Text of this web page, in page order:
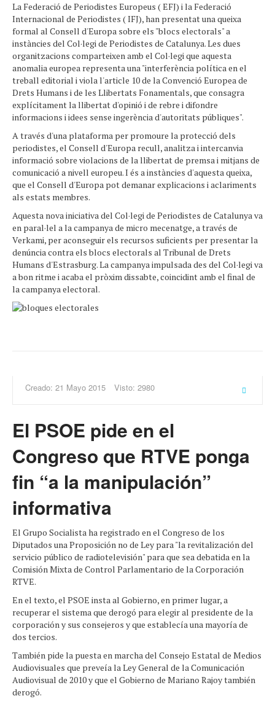
La Federació de Periodistes Europeus ( EFJ) i la Federació
Internacional de Periodistes ( IFJ), han presentat una queixa
formal al Consell d'Europa sobre els "blocs electorals" a
instàncies del Col·legi de Periodistes de Catalunya. Les dues
organitzacions comparteixen amb el Col·legi que aquesta
anomalia europea representa una "interferència política en el
treball editorial i viola l'article 10 de la Convenció Europea de
Drets Humans i de les Llibertats Fonamentals, que consagra
explícitament la llibertat d'opinió i de rebre i difondre
informacions i idees sense ingerència d'autoritats públiques".
A través d'una plataforma per promoure la protecció dels
periodistes, el Consell d'Europa recull, analitza i intercanvia
informació sobre violacions de la llibertat de premsa i mitjans de
comunicació a nivell europeu. I és a instàncies d'aquesta queixa,
que el Consell d'Europa pot demanar explicacions i aclariments
als estats membres.
Aquesta nova iniciativa del Col·legi de Periodistes de Catalunya va
en paral·lel a la campanya de micro mecenatge, a través de
Verkami, per aconseguir els recursos suficients per presentar la
denúncia contra els blocs electorals al Tribunal de Drets
Humans d'Estrasburg. La campanya impulsada des del Col·legi va
a bon ritme i acaba el pròxim dissabte, coincidint amb el final de
la campanya electoral.
Creado: 21 Mayo 2015 Visto: 2980
El PSOE pide en el
Congreso que RTVE ponga
fin “a la manipulación”
informativa
El Grupo Socialista ha registrado en el Congreso de los
Diputados una Proposición no de Ley para "la revitalización del
servicio público de radiotelevisión" para que sea debatida en la
Comisión Mixta de Control Parlamentario de la Corporación
RTVE.
En el texto, el PSOE insta al Gobierno, en primer lugar, a
recuperar el sistema que derogó para elegir al presidente de la
corporación y sus consejeros y que establecía una mayoría de
dos tercios.
También pide la puesta en marcha del Consejo Estatal de Medios
Audiovisuales que preveía la Ley General de la Comunicación
Audiovisual de 2010 y que el Gobierno de Mariano Rajoy también
derogó.